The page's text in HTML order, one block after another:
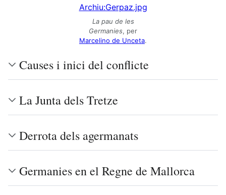
Archiu:Gerpaz.jpg
La pau de les
Germanies, per
Marcelino de Unceta.
Causes i inici del conflicte
La Junta dels Tretze
Derrota dels agermanats
Germanies en el Regne de Mallorca